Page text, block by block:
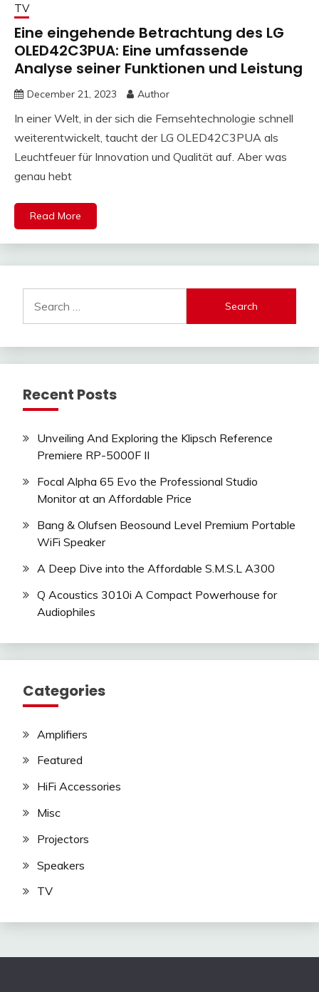
TV
Eine eingehende Betrachtung des LG
OLED42C3PUA: Eine umfassende
Analyse seiner Funktionen und Leistung
December 21, 2023 Author
In einer Welt, in der sich die Fernsehtechnologie schnell
weiterentwickelt, taucht der LG OLED42C3PUA als
Leuchtfeuer für Innovation und Qualität auf. Aber was
genau hebt
Read More
for:
Recent Posts
Unveiling And Exploring the Klipsch Reference
Premiere RP-5000F II
Focal Alpha 65 Evo the Professional Studio
Monitor at an Affordable Price
Bang & Olufsen Beosound Level Premium Portable
WiFi Speaker
A Deep Dive into the Affordable S.M.S.L A300
Q Acoustics 3010i A Compact Powerhouse for
Audiophiles
Categories
Amplifiers
Featured
HiFi Accessories
Misc
Projectors
Speakers
TV